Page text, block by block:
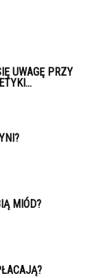
UWAGĘ PRZY
MIÓD?